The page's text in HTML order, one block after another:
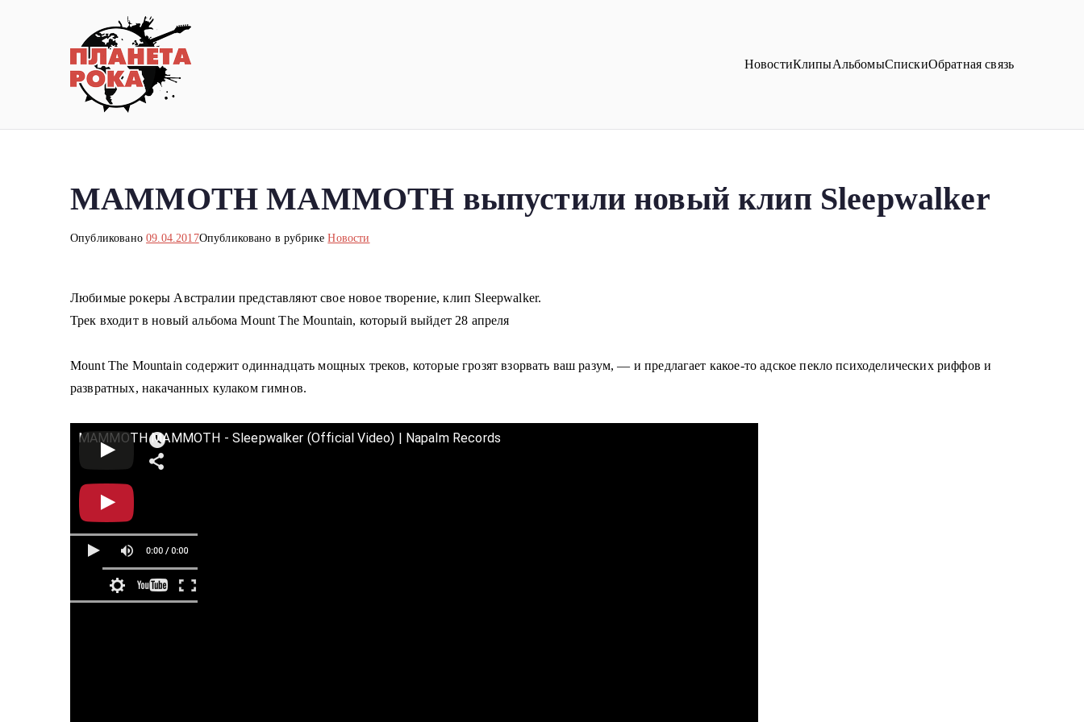
НовостиКлипыАльбомыСпискиОбратная связь
MAMMOTH MAMMOTH выпустили новый клип Sleepwalker
Опубликовано09.04.2017Опубликовано в рубрикеНовости
Любимые рокеры Австралии представляют свое новое творение, клип Sleepwalker.
Трек входит в новый альбома Mount The Mountain, который выйдет 28 апреля
Mount The Mountain содержит одиннадцать мощных треков, которые грозят взорвать ваш разум, — и предлагает какое-то адское пекло психоделических риффов и
развратных, накачанных кулаком гимнов.
MAMMOTH MAMMOTH - Sleepwalker (Official Video) | Napalm Records